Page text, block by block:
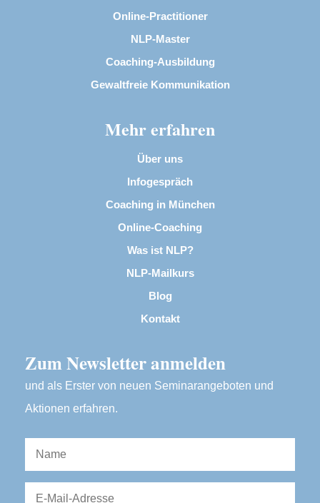
Online-Practitioner
NLP-Master
Coaching-Ausbildung
Gewaltfreie Kommunikation
Mehr erfahren
Über uns
Infogespräch
Coaching in München
Online-Coaching
Was ist NLP?
NLP-Mailkurs
Blog
Kontakt
Zum Newsletter anmelden
und als Erster von neuen Seminarangeboten und
Aktionen erfahren.